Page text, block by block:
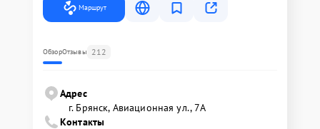
Маршрут
ОбзорОтзывы 212
Адрес
г. Брянск, Авиационная ул., 7А
Контакты